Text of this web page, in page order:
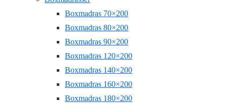
Boxmadras 70×200
Boxmadras 80×200
Boxmadras 90×200
Boxmadras 120×200
Boxmadras 140×200
Boxmadras 160×200
Boxmadras 180×200